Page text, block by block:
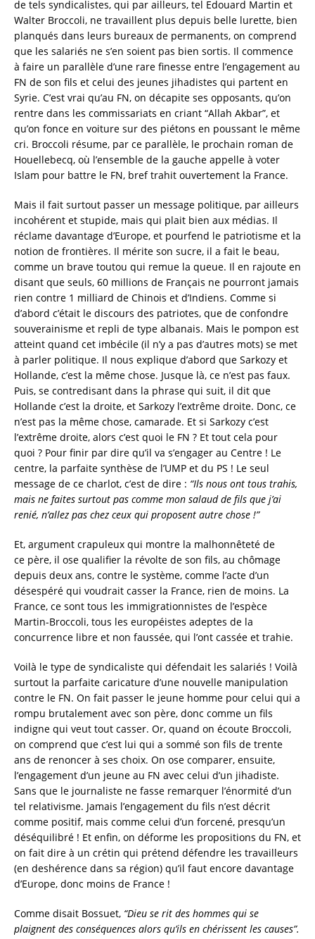
de tels syndicalistes, qui par ailleurs, tel Edouard Martin et
Walter Broccoli, ne travaillent plus depuis belle lurette, bien
planqués dans leurs bureaux de permanents, on comprend
que les salariés ne s’en soient pas bien sortis. Il commence
à faire un parallèle d’une rare finesse entre l’engagement au
FN de son fils et celui des jeunes jihadistes qui partent en
Syrie. C’est vrai qu’au FN, on décapite ses opposants, qu’on
rentre dans les commissariats en criant “Allah Akbar”, et
qu’on fonce en voiture sur des piétons en poussant le même
cri. Broccoli résume, par ce parallèle, le prochain roman de
Houellebecq, où l’ensemble de la gauche appelle à voter
Islam pour battre le FN, bref trahit ouvertement la France.
Mais il fait surtout passer un message politique, par ailleurs
incohérent et stupide, mais qui plait bien aux médias. Il
réclame davantage d’Europe, et pourfend le patriotisme et la
notion de frontières. Il mérite son sucre, il a fait le beau,
comme un brave toutou qui remue la queue. Il en rajoute en
disant que seuls, 60 millions de Français ne pourront jamais
rien contre 1 milliard de Chinois et d’Indiens. Comme si
d’abord c’était le discours des patriotes, que de confondre
souverainisme et repli de type albanais. Mais le pompon est
atteint quand cet imbécile (il n’y a pas d’autres mots) se met
à parler politique. Il nous explique d’abord que Sarkozy et
Hollande, c’est la même chose. Jusque là, ce n’est pas faux.
Puis, se contredisant dans la phrase qui suit, il dit que
Hollande c’est la droite, et Sarkozy l’extrême droite. Donc, ce
n’est pas la même chose, camarade. Et si Sarkozy c’est
l’extrême droite, alors c’est quoi le FN ? Et tout cela pour
quoi ? Pour finir par dire qu’il va s’engager au Centre ! Le
centre, la parfaite synthèse de l’UMP et du PS ! Le seul
message de ce charlot, c’est de dire : “Ils nous ont tous trahis,
mais ne faites surtout pas comme mon salaud de fils que j’ai
renié, n’allez pas chez ceux qui proposent autre chose !”
Et, argument crapuleux qui montre la malhonnêteté de
ce père, il ose qualifier la révolte de son fils, au chômage
depuis deux ans, contre le système, comme l’acte d’un
désespéré qui voudrait casser la France, rien de moins. La
France, ce sont tous les immigrationnistes de l’espèce
Martin-Broccoli, tous les européistes adeptes de la
concurrence libre et non faussée, qui l’ont cassée et trahie.
Voilà le type de syndicaliste qui défendait les salariés ! Voilà
surtout la parfaite caricature d’une nouvelle manipulation
contre le FN. On fait passer le jeune homme pour celui qui a
rompu brutalement avec son père, donc comme un fils
indigne qui veut tout casser. Or, quand on écoute Broccoli,
on comprend que c’est lui qui a sommé son fils de trente
ans de renoncer à ses choix. On ose comparer, ensuite,
l’engagement d’un jeune au FN avec celui d’un jihadiste.
Sans que le journaliste ne fasse remarquer l’énormité d’un
tel relativisme. Jamais l’engagement du fils n’est décrit
comme positif, mais comme celui d’un forcené, presqu’un
déséquilibré ! Et enfin, on déforme les propositions du FN, et
on fait dire à un crétin qui prétend défendre les travailleurs
(en deshérence dans sa région) qu’il faut encore davantage
d’Europe, donc moins de France !
Comme disait Bossuet, “Dieu se rit des hommes qui se
plaignent des conséquences alors qu’ils en chérissent les causes”.